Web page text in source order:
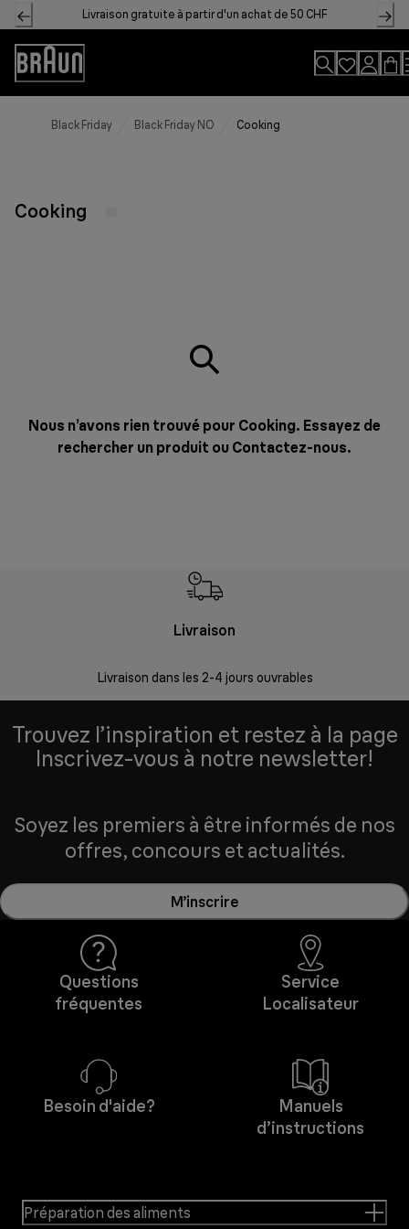
Skip
to
Content
Livraison gratuite à partir d'un achat de 50 CHF
Accessibility
Statement
Black Friday Black Friday NO Cooking
Cooking
Nous n’avons rien trouvé pour Cooking. Essayez de
rechercher un produit ou Contactez-nous.
Livraison
Livraison dans les 2-4 jours ouvrables
Trouvez l’inspiration et restez à la page
Inscrivez-vous à notre newsletter!
Soyez les premiers à être informés de nos
offres, concours et actualités.
M’inscrire
Questions
fréquentes
Service
Localisateur
Besoin d'aide?
Manuels
d’instructions
Préparation des aliments